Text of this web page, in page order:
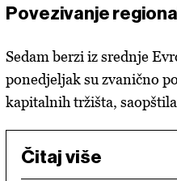
Povezivanje
Sedam berzi iz srednje
ponedjeljak su zvanično
kapitalnih tržišta,
Čitaj više